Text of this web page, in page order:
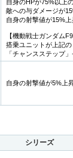
自身のHPが75%以上
敵への与ダメージが
自身の射撃値が15%上
【機動戦士ガンダム
搭乗ユニットが上記
「チャンスステップ」
自身の射撃値が5%上
シリーズ